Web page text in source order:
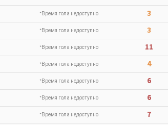
*Время гола недоступно 3
*Время гола недоступно 3
*Время гола недоступно 11
*Время гола недоступно 4
*Время гола недоступно 6
*Время гола недоступно 6
*Время гола недоступно 7